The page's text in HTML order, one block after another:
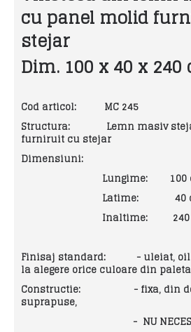
cu panel molid
stejar
Dim. 100 x 40 x 240
Cod articol: MC 245
Structura: Lemn masiv
furniruit cu stejar
Dimensiuni:
Lungime: 100
Latime: 40
Inaltime: 240
Finisaj standard: - uleiat, oil
la alegere orice culoare din
Constructie: - fixa, din
suprapuse,
- NU